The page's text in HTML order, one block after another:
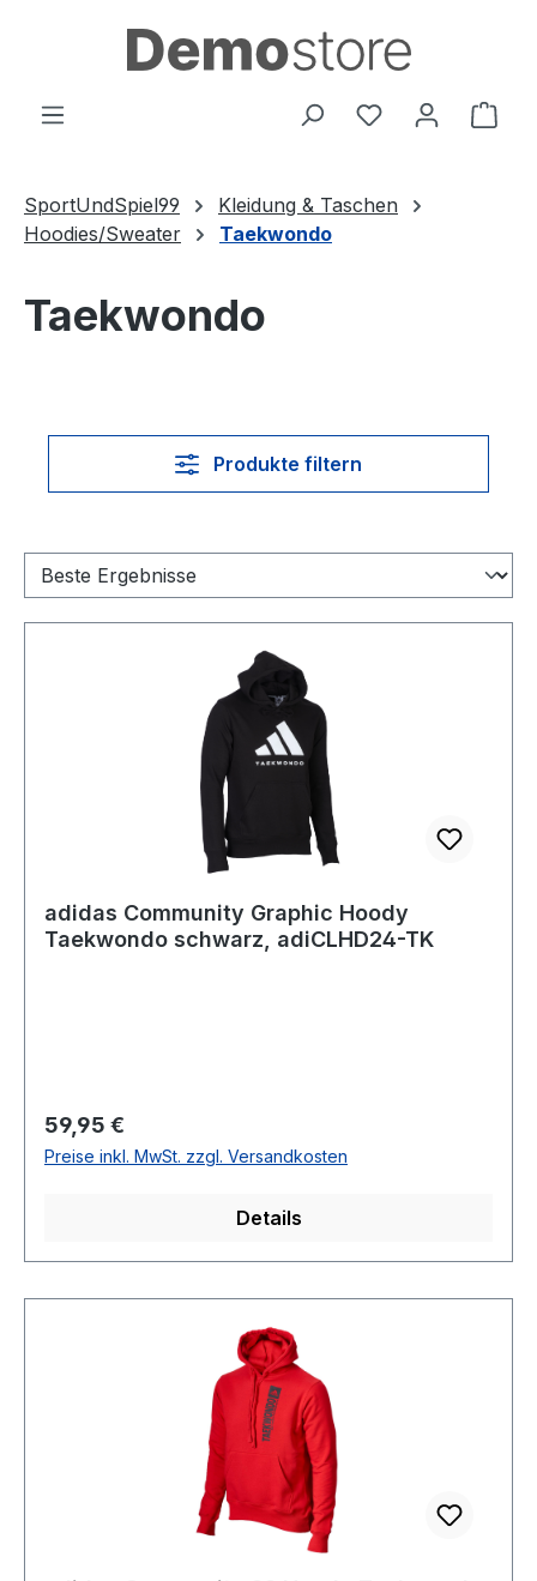
Zum Hauptinhalt springen
Du hast 0
SportUndSpiel99
Kleidung & Taschen
Hoodies/Sweater
Taekwondo
Taekwondo
Produkte filtern
adidas Community Graphic Hoody
Taekwondo schwarz, adiCLHD24-TK
Regulärer Preis:
59,95 €
Preise inkl. MwSt. zzgl. Versandkosten
Details